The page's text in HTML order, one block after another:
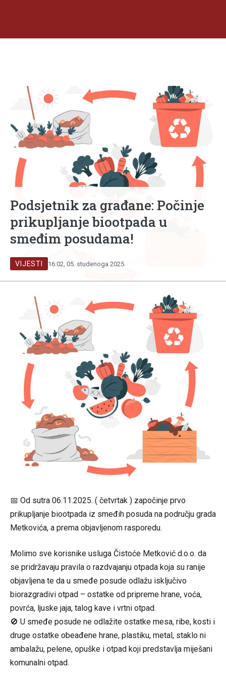
Podsjetnik za građane: Počinje
prikupljanje biootpada u
smeđim posudama!
VIJESTI 16:02, 05. studenoga 2025.
📅 Od sutra 06.11.2025. ( četvrtak ) započinje prvo
prikupljanje biootpada iz smeđih posuda na području grada
Metkovića, a prema objavljenom rasporedu.
Molimo sve korisnike usluga Čistoće Metković d.o.o. da
se pridržavaju pravila o razdvajanju otpada koja su ranije
objavljena te da u smeđe posude odlažu isključivo
biorazgradivi otpad – ostatke od pripreme hrane, voća,
povrća, ljuske jaja, talog kave i vrtni otpad.
🚫 U smeđe posude ne odlažite ostatke mesa, ribe, kosti i
druge ostatke obeađene hrane, plastiku, metal, staklo ni
ambalažu, pelene, opuške i otpad koji predstavlja miješani
komunalni otpad.